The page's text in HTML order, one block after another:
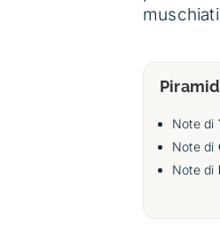
Note di
Note di
Note di